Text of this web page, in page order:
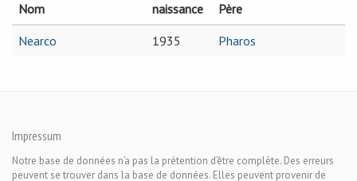
Nom
naissance
Père
Nearco
1935 Pharos
Impressum
Notre base de données n’a pas la prétention d’être complète. Des erreurs
peuvent se trouver dans la base de données. Elles peuvent provenir de